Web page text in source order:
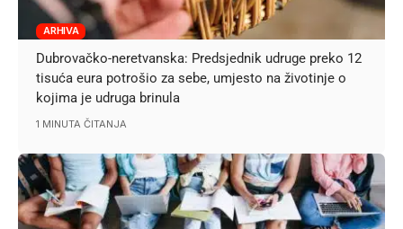
ARHIVA
Dubrovačko-neretvanska: Predsjednik udruge preko 12
tisuća eura potrošio za sebe, umjesto na životinje o
kojima je udruga brinula
1 MINUTA ČITANJA